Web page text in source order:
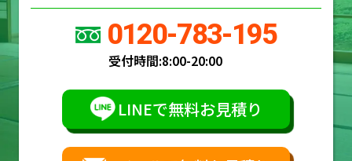
0120-783-195
受付時間:8:00-20:00
LINEで無料お見積り